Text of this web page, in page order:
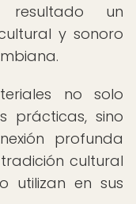
resultado un
y sonoro
no solo
prácticas, sino
profunda
cultural
utilizan en sus